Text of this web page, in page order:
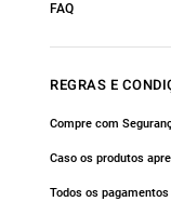
FAQ
REGRAS E
Compre com
Caso os produtos
Todos os